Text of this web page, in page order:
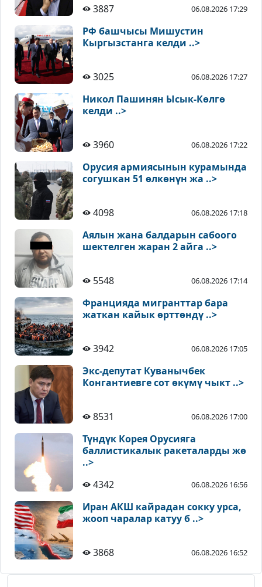
3887 06.08.2026 17:29
РФ башчысы Мишустин
Кыргызстанга келди ..>
3025 06.08.2026 17:27
Никол Пашинян Ысык-Көлгө
келди ..>
3960 06.08.2026 17:22
Орусия армиясынын курамында
согушкан 51 өлкөнүн жа ..>
4098 06.08.2026 17:18
Аялын жана балдарын сабоого
шектелген жаран 2 айга ..>
5548 06.08.2026 17:14
Францияда мигранттар бара
жаткан кайык өрттөндү ..>
3942 06.08.2026 17:05
Экс-депутат Куванычбек
Конгантиевге сот өкүмү чыкт ..>
8531 06.08.2026 17:00
Түндүк Корея Орусияга
баллистикалык ракеталарды жө
..>
4342
06.08.2026 16:56
Иран АКШ кайрадан сокку урса,
жооп чаралар катуу б ..>
3868 06.08.2026 16:52